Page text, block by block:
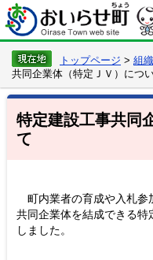
トップページ > 組
共同企業体（特定ＪＶ）につ
特定建設工事共同
て
町内業者の育成や入札参
共同企業体を結成できる
しました。